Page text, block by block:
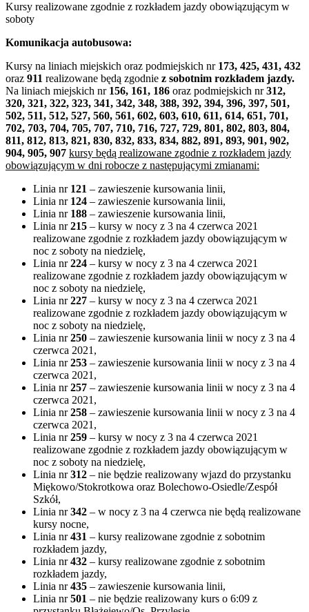
Kursy realizowane zgodnie z rozkładem jazdy obowiązującym w
soboty
Komunikacja autobusowa:
Kursy na liniach miejskich oraz podmiejskich nr 173, 425, 431, 432
oraz 911 realizowane będą zgodnie z sobotnim rozkładem jazdy.
Na liniach miejskich nr 156, 161, 186 oraz podmiejskich nr312,
320, 321, 322, 323, 341, 342, 348, 388, 392, 394, 396, 397, 501,
502, 511, 512, 527, 560, 561, 602, 603, 610, 611, 614, 651, 701,
702, 703, 704, 705, 707, 710, 716, 727, 729, 801, 802, 803, 804,
811, 812, 813, 821, 830, 832, 833, 834, 882, 891, 893, 901, 902,
904, 905, 907 kursy będą realizowane zgodnie z rozkładem jazdy
obowiązującym w dni robocze z następującymi zmianami:
Linia nr 121 – zawieszenie kursowania linii,
Linia nr 124 – zawieszenie kursowania linii,
Linia nr 188 – zawieszenie kursowania linii,
Linia nr215 – kursy w nocy z 3 na 4 czerwca 2021
realizowane zgodnie z rozkładem jazdy obowiązującym w
noc z soboty na niedzielę,
Linia nr224 – kursy w nocy z 3 na 4 czerwca 2021
realizowane zgodnie z rozkładem jazdy obowiązującym w
noc z soboty na niedzielę,
Linia nr227 – kursy w nocy z 3 na 4 czerwca 2021
realizowane zgodnie z rozkładem jazdy obowiązującym w
noc z soboty na niedzielę,
Linia nr250 – zawieszenie kursowania linii w nocy z 3 na 4
czerwca 2021,
Linia nr253 – zawieszenie kursowania linii w nocy z 3 na 4
czerwca 2021,
Linia nr257 – zawieszenie kursowania linii w nocy z 3 na 4
czerwca 2021,
Linia nr258 – zawieszenie kursowania linii w nocy z 3 na 4
czerwca 2021,
Linia nr259 – kursy w nocy z 3 na 4 czerwca 2021
realizowane zgodnie z rozkładem jazdy obowiązującym w
noc z soboty na niedzielę,
Linia nr312 – nie będzie realizowany wjazd do przystanku
Miękowo/Stokrotkowa oraz Bolechowo-Osiedle/Zespół
Szkół,
Linia nr342 – w nocy z 3 na 4 czerwca nie będą realizowane
kursy nocne,
Linia nr431 – kursy realizowane zgodnie z sobotnim
rozkładem jazdy,
Linia nr432 – kursy realizowane zgodnie z sobotnim
rozkładem jazdy,
Linia nr435 – zawieszenie kursowania linii,
Linia nr501 – nie będzie realizowany kurs o 6:09 z